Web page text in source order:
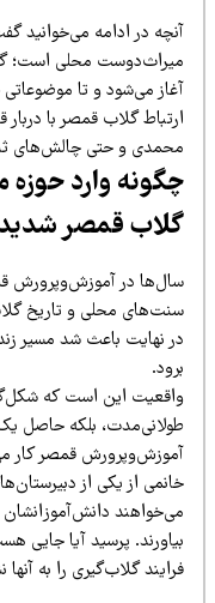
در ادامه می‌خوانید
محلی است؛
می‌شود و تا موضوعاتی چون
گلاب قمصر با دربار
و حتی چالش‌های ثبت
وارد حوزه
قمصر شدید؟
در آموزش‌وپرورش قمصر
محلی و تاریخ
نهایت باعث شد مسیر
این است که شکل‌گیری
بلکه حاصل یک
قمصر کار
از یکی از دبیرستان‌های
دانش‌آموزانشان را
پرسید آیا جایی هست
گلاب‌گیری را به آنها نشان